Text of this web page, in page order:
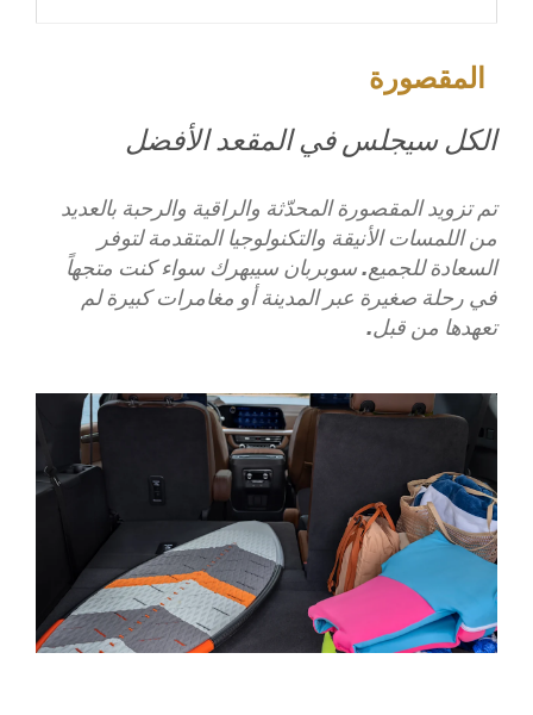
المقصورة
الكل سيجلس في المقعد الأفضل
تم تزويد المقصورة المحدّثة والراقية والرحبة بالعديد
من اللمسات الأنيقة والتكنولوجيا المتقدمة لتوفر
السعادة للجميع. سوبربان سيبهرك سواء كنت متجهاً
في رحلة صغيرة عبر المدينة أو مغامرات كبيرة لم
تعهدها من قبل.